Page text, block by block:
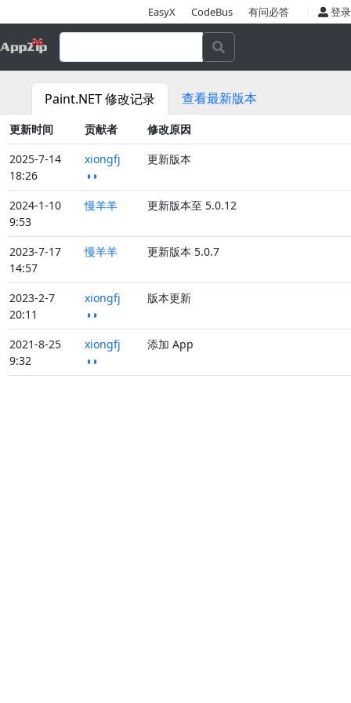
EasyX CodeBus 有问必答 登录
Paint.NET 修改记录 查看最新版本
更新时间 贡献者
修改原因
2025-7-14
18:26
xiongfj
◑◑
更新版本
2024-1-10
9:53
慢羊羊 更新版本至 5.0.12
2023-7-17
14:57
慢羊羊 更新版本 5.0.7
2023-2-7
20:11
xiongfj
◑◑
版本更新
2021-8-25
9:32
xiongfj
◑◑
添加 App